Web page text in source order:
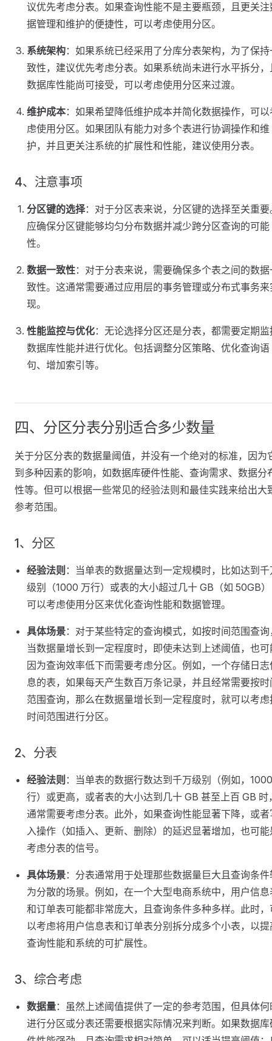
议优先考虑分表。如果查询性能不是主要瓶颈，且更关注
据管理和维护的便捷性，可以考虑使用分区。
系统架构：如果系统已经采用了分库分表架构，为了保持
致性，建议优先考虑分表。如果系统尚未进行水平拆分，
数据库性能尚可接受，可以考虑使用分区来过渡。
维护成本：如果希望降低维护成本并简化数据操作，可以
虑使用分区。如果团队有能力对多个表进行协调操作和维
护，并且更关注系统的扩展性和性能，建议使用分表。
4、注意事项
分区键的选择：对于分区表来说，分区键的选择至关重要
应确保分区键能够均匀分布数据并减少跨分区查询的可能
性。
数据一致性：对于分表来说，需要确保多个表之间的数据
致性。这通常需要通过应用层的事务管理或分布式事务来
现。
性能监控与优化：无论选择分区还是分表，都需要定期监
数据库性能并进行优化。包括调整分区策略、优化查询语
句、增加索引等。
四、分区分表分别适合多少数量
关于分区分表的数据量阈值，并没有一个绝对的标准，因为
到多种因素的影响，如数据库硬件性能、查询需求、数据分
性等。但可以根据一些常见的经验法则和最佳实践来给出大
参考范围。
1、分区
经验法则 ：当单表的数据量达到一定规模时，比如达到千
级别（1000 万行）或表的大小超过几十 GB（如 50GB
可以考虑使用分区来优化查询性能和数据管理。
具体场景：对于某些特定的查询模式，如按时间范围查询
当数据量增长到一定程度时，即使未达到上述阈值，也可
因为查询效率低下而需要考虑分区。例如，一个存储日志
息的表，如果每天产生数百万条记录，并且经常需要按时
范围查询，那么在数据量增长到一定程度时，就可以考虑
时间范围进行分区。
2、分表
经验法则 ：当单表的数据行数达到千万级别（例如，
行）或更高，或者表的大小达到几十 GB 甚至上百 GB 时
通常需要考虑分表。此外，如果查询性能显著下降，或者
入操作（如插入、更新、删除）的延迟显著增加，也可能
考虑分表的信号。
具体场景：分表通常用于处理那些数据量巨大且查询条件
为分散的场景。例如，在一个大型电商系统中，用户信息
和订单表可能都非常庞大，且查询条件多种多样。此时，
以考虑将用户信息表和订单表分别拆分成多个小表，以提
查询性能和系统的可扩展性。
3、综合考虑
数据量：虽然上述阈值提供了一定的参考范围，但具体何
进行分区或分表还需要根据实际情况来判断。如果数据库